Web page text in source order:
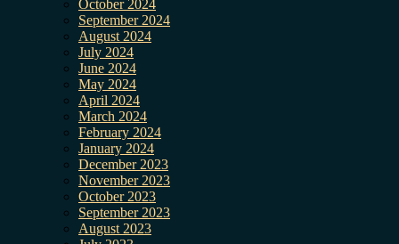
October 2024
September 2024
August 2024
July 2024
June 2024
May 2024
April 2024
March 2024
February 2024
January 2024
December 2023
November 2023
October 2023
September 2023
August 2023